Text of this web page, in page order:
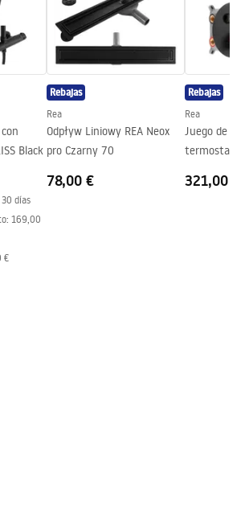
En el plato de ducha o en el
suelo
2005mm
Universal
Clean
Sí, en un lado del panel
Black
días
169,00
€
Rebajas
Rea
Odpływ Liniowy REA Neox
pro Czarny 70
78,00 €
Rebajas
Rea
Juego de
termostato
321,00 €